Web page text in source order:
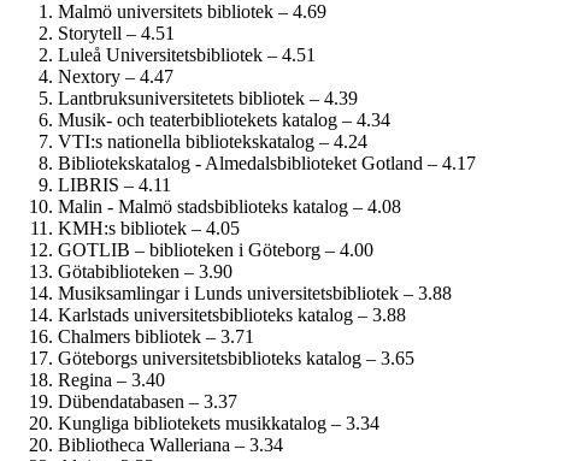
Malmö universitets bibliotek – 4.69
Storytell – 4.51
Luleå Universitetsbibliotek – 4.51
Nextory – 4.47
Lantbruksuniversitetets bibliotek – 4.39
Musik- och teaterbibliotekets katalog – 4.34
VTI:s nationella bibliotekskatalog – 4.24
Bibliotekskatalog - Almedalsbiblioteket Gotland – 4.17
LIBRIS – 4.11
Malin - Malmö stadsbiblioteks katalog – 4.08
KMH:s bibliotek – 4.05
GOTLIB – biblioteken i Göteborg – 4.00
Götabiblioteken – 3.90
Musiksamlingar i Lunds universitetsbibliotek – 3.88
Karlstads universitetsbiblioteks katalog – 3.88
Chalmers bibliotek – 3.71
Göteborgs universitetsbiblioteks katalog – 3.65
Regina – 3.40
Dübendatabasen – 3.37
Kungliga bibliotekets musikkatalog – 3.34
Bibliotheca Walleriana – 3.34